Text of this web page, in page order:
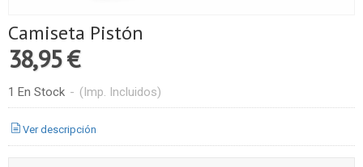
Camiseta Pistón
38,95 €
1 En Stock - (Imp. Incluidos)
Ver descripción